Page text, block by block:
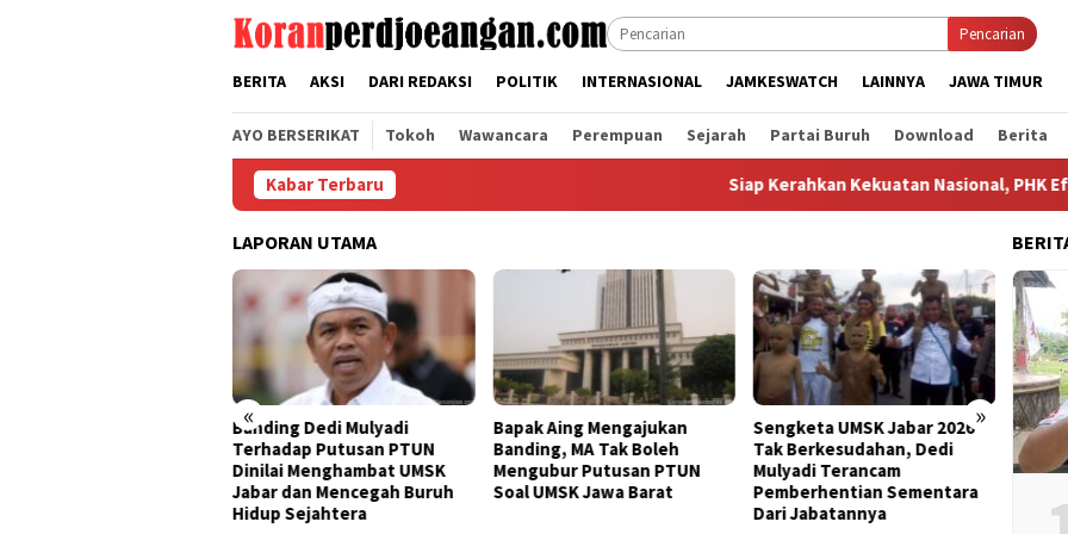
Pencarian
BERITA AKSI DARI REDAKSI POLITIK INTERNASIONAL JAMKESWATCH LAINNYA JAWA TIMUR
AYO BERSERIKAT Tokoh Wawancara Perempuan Sejarah Partai Buruh Download Berita
Kabar Terbaru Siap Kerahkan Kekuatan Nasional, PHK Efisiensi
LAPORAN UTAMA
« »
Bapak Aing Mengajukan
Banding, MA Tak Boleh
Mengubur Putusan PTUN
Soal UMSK Jawa Barat
Sengketa UMSK Jabar 2026
Tak Berkesudahan, Dedi
Mulyadi Terancam
Pemberhentian Sementara
Banding Putusan PTUN Prihal
UMSK Jabar Tuai Sorotan
KSPI: Yang Bayar UMSK Itu
Pengusaha, Tapi Mengapa
Gubernur Ngotot Melakukan